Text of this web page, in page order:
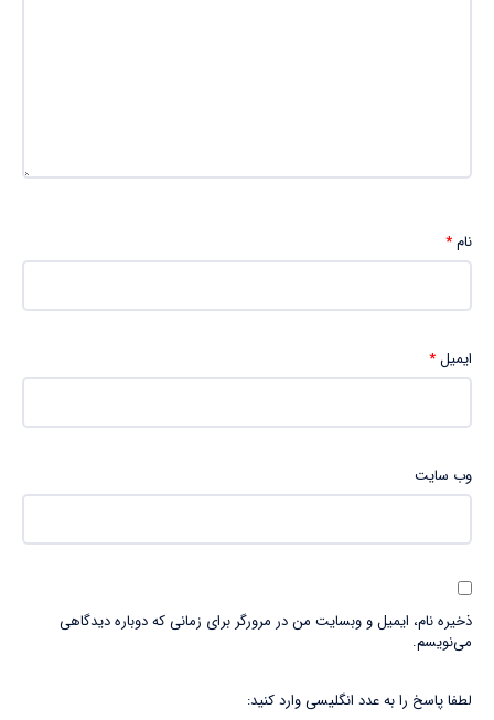
نام*
ایمیل*
وب‌ سایت
ذخیره نام، ایمیل و وبسایت من در مرورگر برای زمانی که دوباره دیدگاهی
می‌نویسم.
لطفا پاسخ را به عدد انگلیسی وارد کنید: